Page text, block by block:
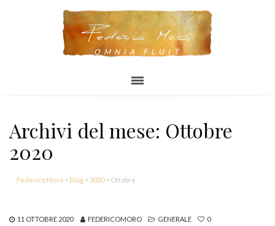
OMNIA FLUIT
Archivi del mese: Ottobre
2020
Federico Moro > Blog > 2020> Ottobre
11 OTTOBRE 2020 FEDERICOMORO GENERALE 0